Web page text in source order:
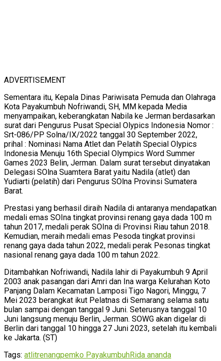
ADVERTISEMENT
Sementara itu, Kepala Dinas Pariwisata Pemuda dan Olahraga
Kota Payakumbuh Nofriwandi, SH, MM kepada Media
menyampaikan, keberangkatan Nabila ke Jerman berdasarkan
surat dari Pengurus Pusat Special Olypics Indonesia Nomor :
Srt-086/PP Solna/IX/2022 tanggal 30 September 2022,
prihal : Nominasi Nama Atlet dan Pelatih Special Olypics
Indonesia Menuju 16th Special Olympics Word Summer
Games 2023 Belin, Jerman. Dalam surat tersebut dinyatakan
Delegasi SOlna Suamtera Barat yaitu Nadila (atlet) dan
Yudiarti (pelatih) dari Pengurus SOlna Provinsi Sumatera
Barat.
Prestasi yang berhasil diraih Nadila di antaranya mendapatkan
medali emas SOIna tingkat provinsi renang gaya dada 100 m
tahun 2017, medali perak SOIna di Provinsi Riau tahun 2018.
Kemudian, meraih medali emas Pesoda tingkat provinsi
renang gaya dada tahun 2022, medali perak Pesonas tingkat
nasional renang gaya dada 100 m tahun 2022.
Ditambahkan Nofriwandi, Nadila lahir di Payakumbuh 9 April
2003 anak pasangan dari Amri dan Ina warga Kelurahan Koto
Panjang Dalam Kecamatan Lamposi Tigo Nagori, Minggu, 7
Mei 2023 berangkat ikut Pelatnas di Semarang selama satu
bulan sampai dengan tanggal 9 Juni. Seterusnya tanggal 10
Juni langsung menuju Berlin, Jerman. SOWG akan digelar di
Berlin dari tanggal 10 hingga 27 Juni 2023, setelah itu kembali
ke Jakarta. (ST)
Tags: atlitrenangpemko PayakumbuhRida ananda